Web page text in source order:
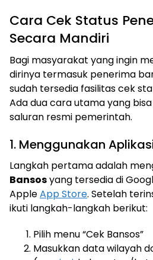
Cara Cek Status
Secara Mandiri
Bagi masyarakat yang ingin
dirinya termasuk penerima
sudah tersedia fasilitas cek
Ada dua cara utama yang
saluran resmi pemerintah.
1. Menggunakan
Langkah pertama adalah
Bansosyang tersedia di
AppleApp Store. Setelah
ikuti langkah-langkah berikut:
Pilih menu “Cek Bansos”
Masukkan data wilayah